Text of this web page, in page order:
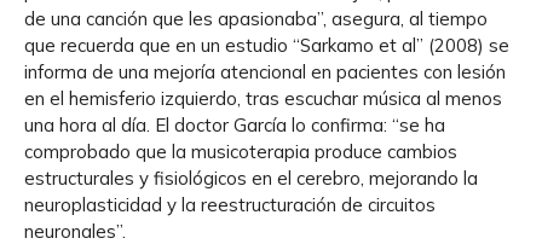
de una canción que les apasionaba”, asegura, al tiempo
que recuerda que en un estudio “Sarkamo et al” (2008) se
informa de una mejoría atencional en pacientes con lesión
en el hemisferio izquierdo, tras escuchar música al menos
una hora al día. El doctor García lo confirma: “se ha
comprobado que la musicoterapia produce cambios
estructurales y fisiológicos en el cerebro, mejorando la
neuroplasticidad y la reestructuración de circuitos
neuronales”.